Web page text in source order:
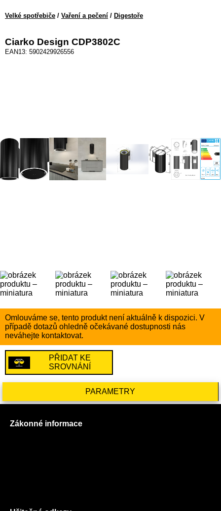
Velké spotřebiče / Vaření a pečení / Digestoře
Ciarko Design CDP3802C
EAN13: 5902429926556
Omlouváme se, tento produkt není aktuálně k dispozici. V
případě dotazů ohledně očekávané dostupnosti nás
neváhejte kontaktovat.
PŘIDAT KE
SROVNÁNÍ
PARAMETRY
Zákonné informace